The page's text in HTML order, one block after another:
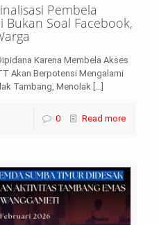
Pembela
Bukan Soal Facebook,
Karena Membela Akses
Akan Berpotensi Mengalami
Tambang, Menolak […]
0 Read more